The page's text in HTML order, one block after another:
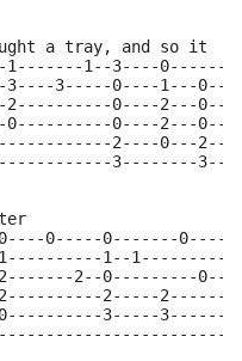
a tray, and so it
1--3----0------|
3-----0----1---0--|
0----2---0--|
0----2---0--|
2----0---2--|
3--------3--|
0-----0-------0----|
1--1---------|
2--0---------0--|
2-----2------|
3-----3------|
|